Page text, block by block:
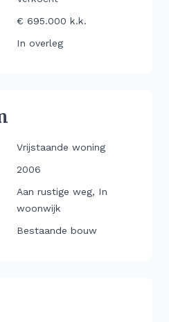
€ 695.000 k.k.
In overleg
Vrijstaande woning
2006
Aan rustige weg, In
woonwijk
Bestaande bouw